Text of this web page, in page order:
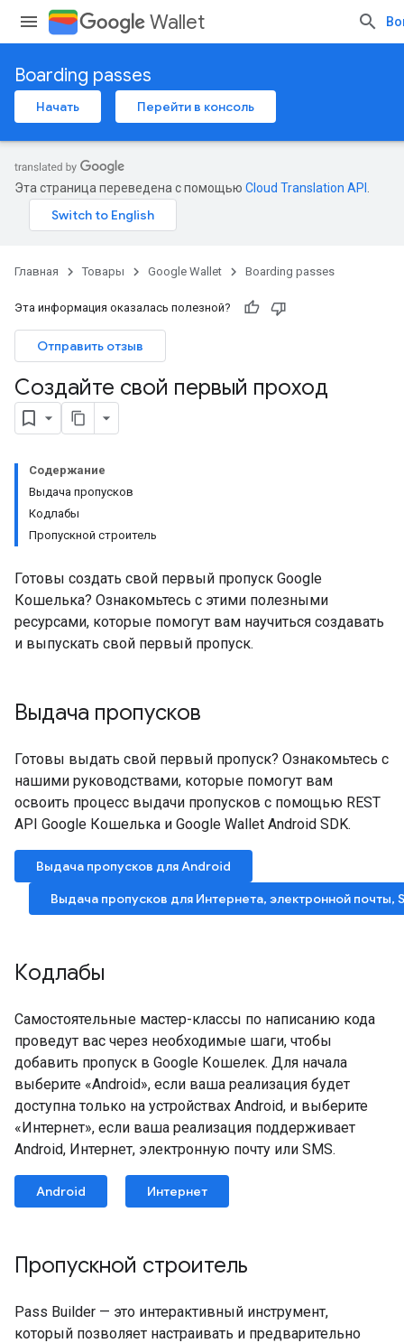
Wallet
Boarding passes
Начать Перейти в консоль
Эта страница переведена с помощью Cloud Translation API
Главная Товары Google Wallet Boarding passes
Эта информация оказалась полезной?
Отправить отзыв
Создайте свой первый проход
Содержание
Выдача пропусков
Кодлабы
Пропускной строитель
Готовы создать свой первый пропуск Google
Кошелька? Ознакомьтесь с этими полезными
ресурсами, которые помогут вам научиться создавать
и выпускать свой первый пропуск.
Выдача пропусков
Готовы выдать свой первый пропуск? Ознакомьтесь с
нашими руководствами, которые помогут вам
освоить процесс выдачи пропусков с помощью REST
API Google Кошелька и Google Wallet Android SDK.
Выдача пропусков для Android
Выдача пропусков для Интернета, электронной почты,
Кодлабы
Самостоятельные мастер-классы по написанию кода
проведут вас через необходимые шаги, чтобы
добавить пропуск в Google Кошелек. Для начала
выберите «Android», если ваша реализация будет
доступна только на устройствах Android, и выберите
«Интернет», если ваша реализация поддерживает
Android, Интернет, электронную почту или SMS.
Android Интернет
Пропускной строитель
Pass Builder — это интерактивный инструмент,
который позволяет настраивать и предварительно